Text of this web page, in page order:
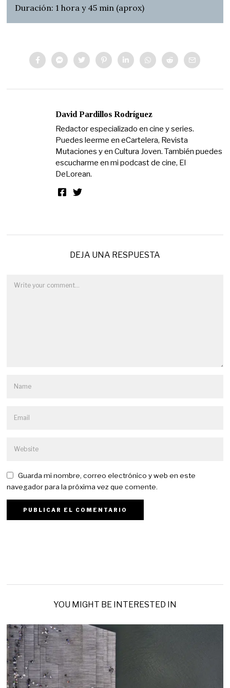
Duración: 1 hora y 45 min (aprox)
David Pardillos Rodríguez
Redactor especializado en cine y series.
Puedes leerme en eCartelera, Revista
Mutaciones y en Cultura Joven. También puedes
escucharme en mi podcast de cine, El
DeLorean.
DEJA UNA RESPUESTA
Guarda mi nombre, correo electrónico y web en este
navegador para la próxima vez que comente.
YOU MIGHT BE INTERESTED IN